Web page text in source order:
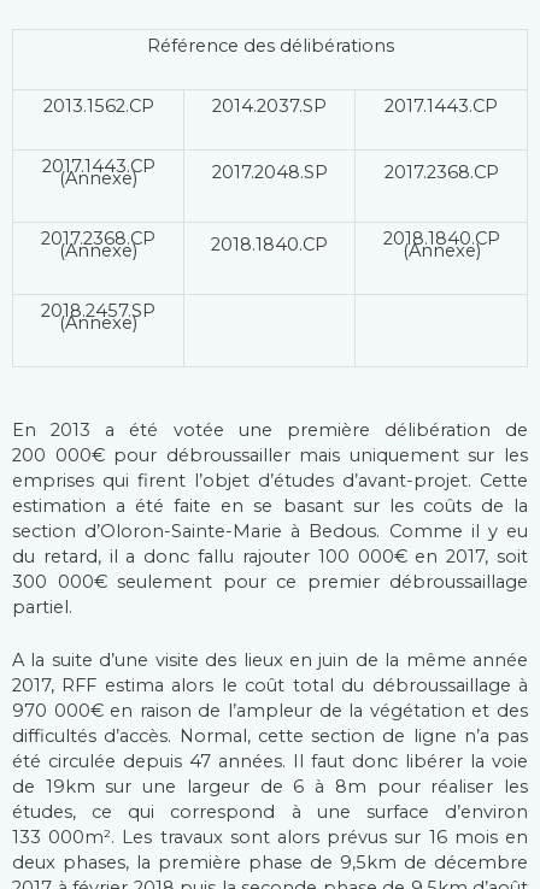
Référence des délibérations
2013.1562.CP 2014.2037.SP 2017.1443.CP
2017.1443.CP
(Annexe) 2017.2048.SP 2017.2368.CP
2017.2368.CP
(Annexe) 2018.1840.CP 2018.1840.CP
(Annexe)
2018.2457.SP
(Annexe)
En 2013 a été votée une première délibération de
200 000€ pour débroussailler mais uniquement sur les
emprises qui firent l’objet d’études d’avant-projet. Cette
estimation a été faite en se basant sur les coûts de la
section d’Oloron-Sainte-Marie à Bedous. Comme il y eu
du retard, il a donc fallu rajouter 100 000€ en 2017, soit
300 000€ seulement pour ce premier débroussaillage
partiel.
A la suite d’une visite des lieux en juin de la même année
2017, RFF estima alors le coût total du débroussaillage à
970 000€ en raison de l’ampleur de la végétation et des
difficultés d’accès. Normal, cette section de ligne n’a pas
été circulée depuis 47 années. Il faut donc libérer la voie
de 19km sur une largeur de 6 à 8m pour réaliser les
études, ce qui correspond à une surface d’environ
133 000m². Les travaux sont alors prévus sur 16 mois en
deux phases, la première phase de 9,5km de décembre